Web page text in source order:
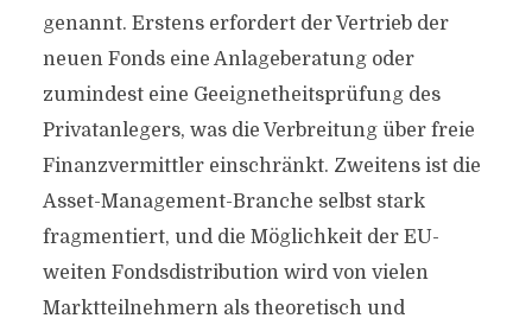
genannt. Erstens erfordert der Vertrieb der
neuen Fonds eine Anlageberatung oder
zumindest eine Geeignetheitsprüfung des
Privatanlegers, was die Verbreitung über freie
Finanzvermittler einschränkt. Zweitens ist die
Asset-Management-Branche selbst stark
fragmentiert, und die Möglichkeit der EU-
weiten Fondsdistribution wird von vielen
Marktteilnehmern als theoretisch und